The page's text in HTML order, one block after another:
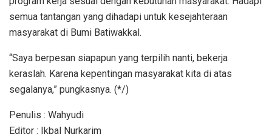
semua tantangan yang dihadapi untuk kesejahteraan
masyarakat di Bumi Batiwakkal.
“Saya berpesan siapapun yang terpilih nanti, bekerja
keraslah. Karena kepentingan masyarakat kita di atas
segalanya,” pungkasnya. (*/)
Penulis : Wahyudi
Editor : Ikbal Nurkarim